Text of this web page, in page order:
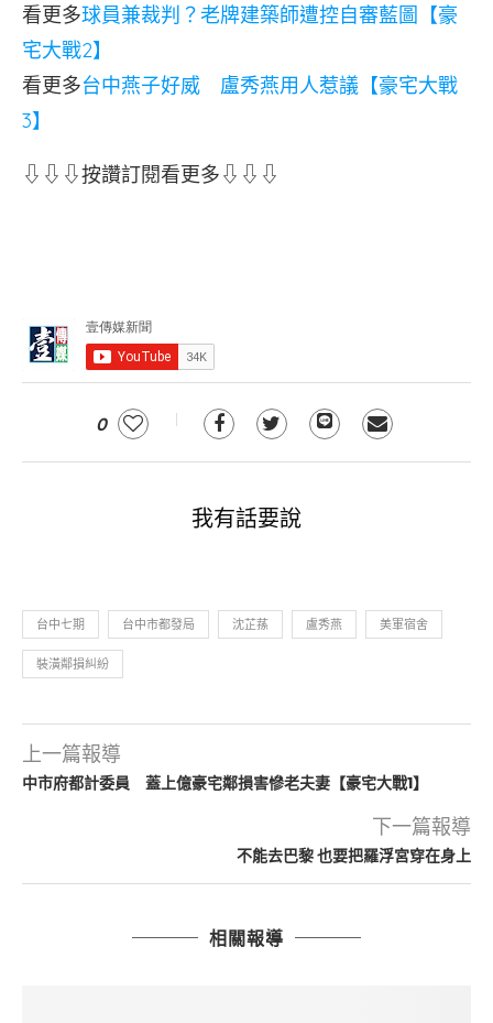
看更多球員兼裁判？老牌建築師遭控自審藍圖【豪
宅大戰2】
看更多台中燕子好威 盧秀燕用人惹議【豪宅大戰
3】
⇩⇩⇩按讚訂閱看更多⇩⇩⇩
0
我有話要說
台中七期 台中市都發局 沈芷蓀 盧秀燕 美軍宿舍
裝潢鄰損糾紛
上一篇報導
中市府都計委員 蓋上億豪宅鄰損害慘老夫妻【豪宅大戰1】
下一篇報導
不能去巴黎 也要把羅浮宮穿在身上
相關報導